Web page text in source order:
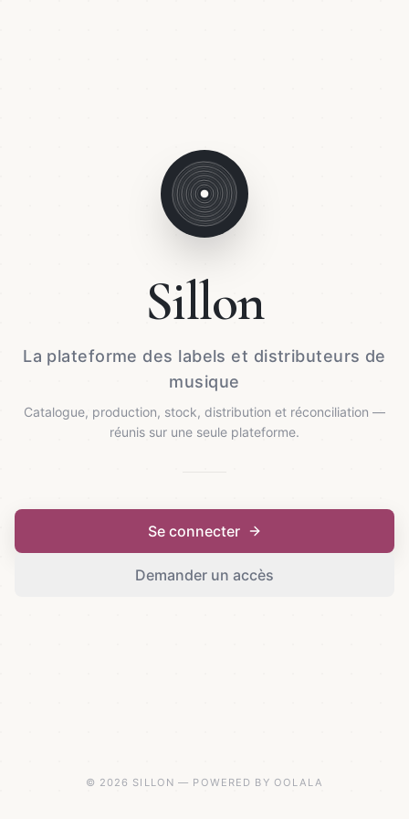
Sillon
La plateforme des labels et distributeurs de
musique
Catalogue, production, stock, distribution et réconciliation —
réunis sur une seule plateforme.
Se connecter
Demander un accès
© 2026 SILLON — POWERED BY OOLALA